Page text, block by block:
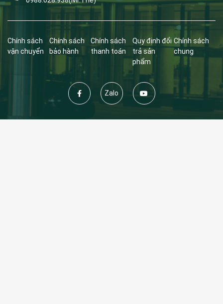
Chính sách
vận chuyển
Chính sách
bảo hành
Chính sách
thanh toán
Quy định đổi
trả sản
phẩm
Chính sách
chung
Zalo